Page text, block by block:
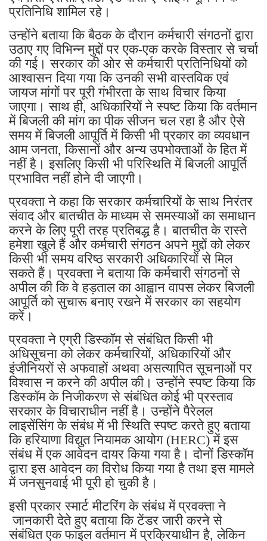
प्रतिनिधि शामिल रहे।
उन्होंने बताया कि बैठक के दौरान कर्मचारी संगठनों द्वारा
उठाए गए विभिन्न मुद्दों पर एक-एक करके विस्तार से चर्चा
की गई। सरकार की ओर से कर्मचारी प्रतिनिधियों को
आश्वासन दिया गया कि उनकी सभी वास्तविक एवं
जायज मांगों पर पूरी गंभीरता के साथ विचार किया
जाएगा। साथ ही, अधिकारियों ने स्पष्ट किया कि वर्तमान
में बिजली की मांग का पीक सीजन चल रहा है और ऐसे
समय में बिजली आपूर्ति में किसी भी प्रकार का व्यवधान
आम जनता, किसानों और अन्य उपभोक्ताओं के हित में
नहीं है। इसलिए किसी भी परिस्थिति में बिजली आपूर्ति
प्रभावित नहीं होने दी जाएगी।
प्रवक्ता ने कहा कि सरकार कर्मचारियों के साथ निरंतर
संवाद और बातचीत के माध्यम से समस्याओं का समाधान
करने के लिए पूरी तरह प्रतिबद्ध है। बातचीत के रास्ते
हमेशा खुले हैं और कर्मचारी संगठन अपने मुद्दों को लेकर
किसी भी समय वरिष्ठ सरकारी अधिकारियों से मिल
सकते हैं। प्रवक्ता ने बताया कि कर्मचारी संगठनों से
अपील की कि वे हड़ताल का आह्वान वापस लेकर बिजली
आपूर्ति को सुचारू बनाए रखने में सरकार का सहयोग
करें।
प्रवक्ता ने एग्री डिस्कॉम से संबंधित किसी भी
अधिसूचना को लेकर कर्मचारियों, अधिकारियों और
इंजीनियरों से अफवाहों अथवा असत्यापित सूचनाओं पर
विश्वास न करने की अपील की। उन्होंने स्पष्ट किया कि
डिस्कॉम के निजीकरण से संबंधित कोई भी प्रस्ताव
सरकार के विचाराधीन नहीं है। उन्होंने पैरेलल
लाइसेंसिंग के संबंध में भी स्थिति स्पष्ट करते हुए बताया
कि हरियाणा विद्युत नियामक आयोग (HERC) में इस
संबंध में एक आवेदन दायर किया गया है। दोनों डिस्कॉम
द्वारा इस आवेदन का विरोध किया गया है तथा इस मामले
में जनसुनवाई भी पूरी हो चुकी है।
इसी प्रकार स्मार्ट मीटरिंग के संबंध में प्रवक्ता ने
जानकारी देते हुए बताया कि टेंडर जारी करने से
संबंधित एक फाइल वर्तमान में प्रक्रियाधीन है, लेकिन